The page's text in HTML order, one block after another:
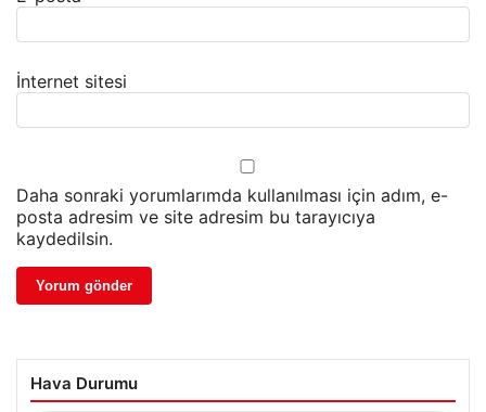
İnternet sitesi
Daha sonraki yorumlarımda kullanılması için adım, e-
posta adresim ve site adresim bu tarayıcıya
kaydedilsin.
Hava Durumu